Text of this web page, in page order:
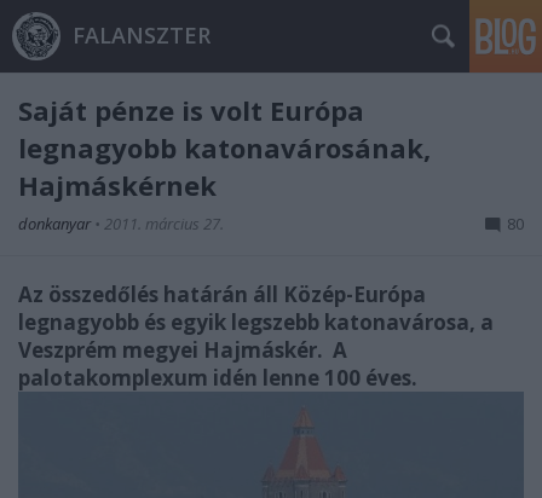
FALANSZTER
Saját pénze is volt Európa
legnagyobb katonavárosának,
Hajmáskérnek
donkanyar • 2011. március 27. 80
Az összedőlés határán áll Közép-Európa
legnagyobb és egyik legszebb katonavárosa, a
Veszprém megyei Hajmáskér. A
palotakomplexum idén lenne 100 éves.